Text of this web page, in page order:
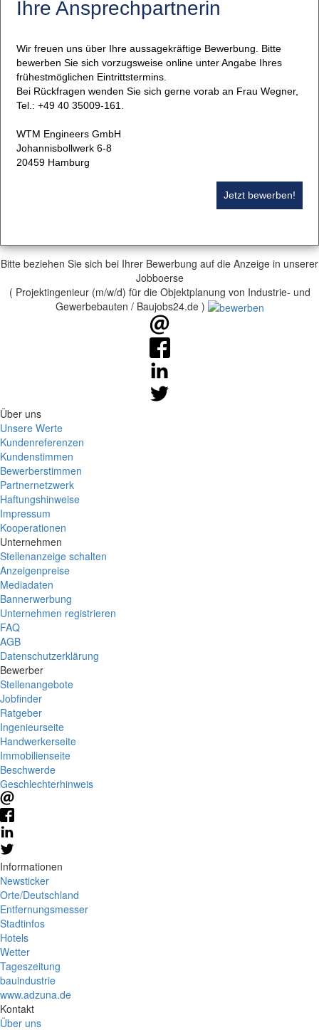
Ihre Ansprechpartnerin
Wir freuen uns über Ihre aussagekräftige Bewerbung. Bitte
bewerben Sie sich vorzugsweise online unter Angabe Ihres
frühestmöglichen Eintrittstermins.
Bei Rückfragen wenden Sie sich gerne vorab an Frau Wegner,
Tel.: +49 40 35009-161.
WTM Engineers GmbH
Johannisbollwerk 6-8
20459 Hamburg
Jetzt bewerben!
Bitte beziehen Sie sich bei Ihrer Bewerbung auf die Anzeige in unserer
Jobboerse
( Projektingenieur (m/w/d) für die Objektplanung von Industrie- und
Gewerbebauten / Baujobs24.de )
Über uns
Unsere Werte
Kundenreferenzen
Kundenstimmen
Bewerberstimmen
Partnernetzwerk
Haftungshinweise
Impressum
Kooperationen
Unternehmen
Stellenanzeige schalten
Anzeigenpreise
Mediadaten
Bannerwerbung
Unternehmen registrieren
FAQ
AGB
Datenschutzerklärung
Bewerber
Stellenangebote
Jobfinder
Ratgeber
Ingenieurseite
Handwerkerseite
Immobilienseite
Beschwerde
Geschlechterhinweis
Informationen
Newsticker
Orte/Deutschland
Entfernungsmesser
Stadtinfos
Hotels
Wetter
Tageszeitung
bauindustrie
www.adzuna.de
Kontakt
Über uns